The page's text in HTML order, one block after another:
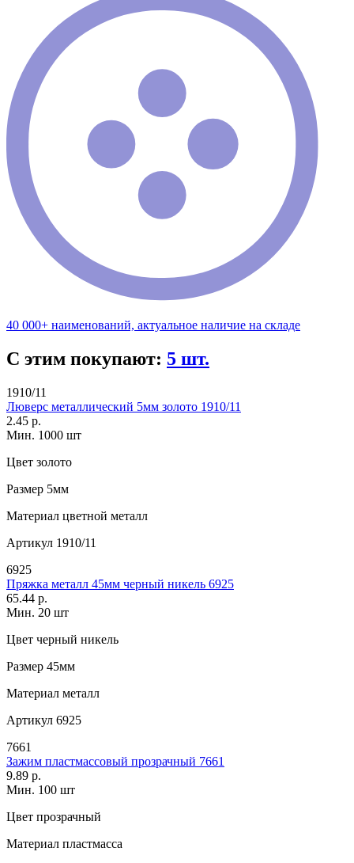
40 000+ наименований, актуальное наличие на складе
С этим покупают: 5 шт.
1910/11
Люверс металлический 5мм золото 1910/11
2.45 р.
Мин. 1000 шт
Цвет золото
Размер 5мм
Материал цветной металл
Артикул 1910/11
6925
Пряжка металл 45мм черный никель 6925
65.44 р.
Мин. 20 шт
Цвет черный никель
Размер 45мм
Материал металл
Артикул 6925
7661
Зажим пластмассовый прозрачный 7661
9.89 р.
Мин. 100 шт
Цвет прозрачный
Материал пластмасса